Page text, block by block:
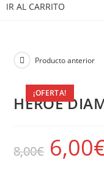
IR AL CARRITO
¡OFERTA!
Producto anterior
HEROE
8,00€ 6,00